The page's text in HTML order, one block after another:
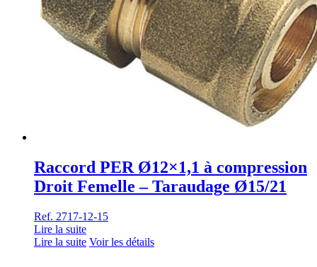
Raccord PER Ø12×1,1 à compression
Droit Femelle – Taraudage Ø15/21
Ref. 2717-12-15
Lire la suite
Lire la suite Voir les détails